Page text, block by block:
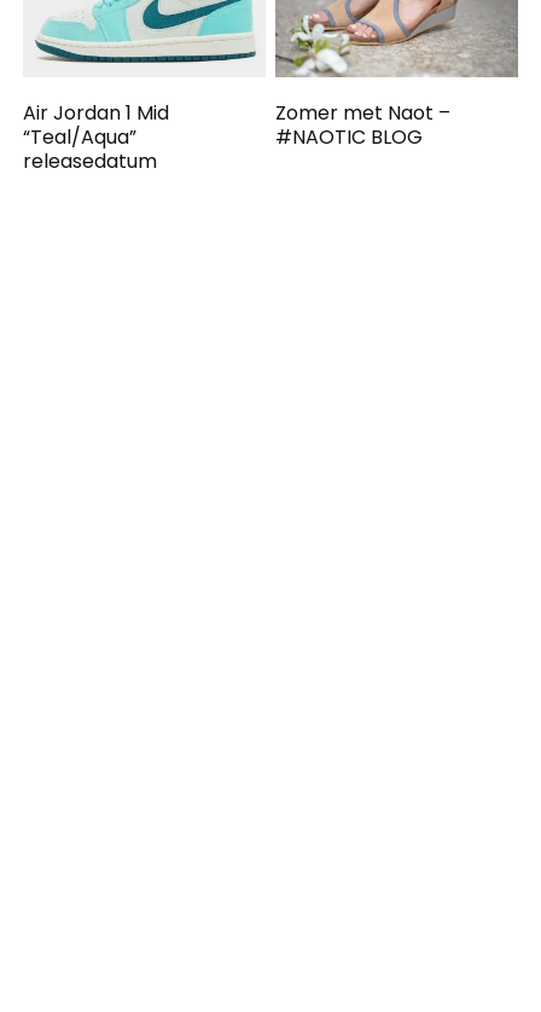
Air Jordan 1 Mid
“Teal/Aqua”
releasedatum
Zomer met Naot –
#NAOTIC BLOG